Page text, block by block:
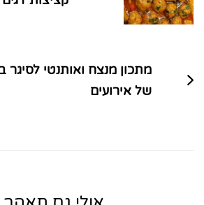
מתכון מנצח ואותנטי לסיגר
של אירועים